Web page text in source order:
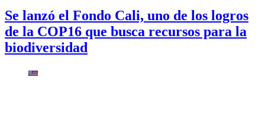
Se lanzó el Fondo Cali, uno de los logros
de la COP16 que busca recursos para la
biodiversidad